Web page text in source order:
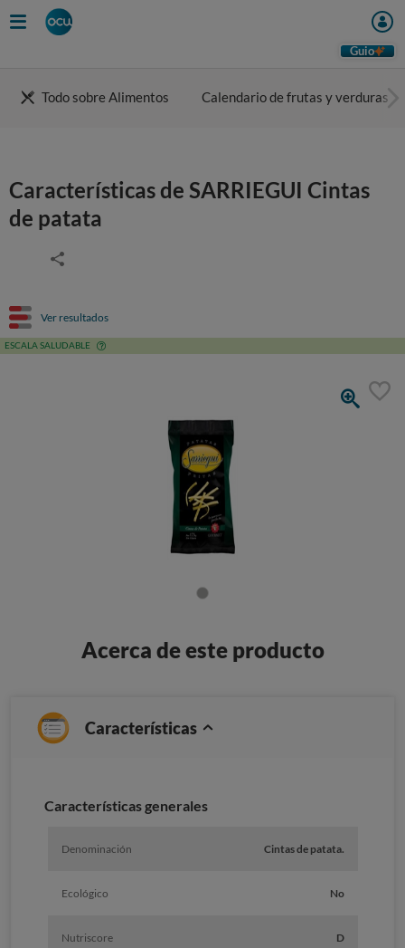
Guio
Todo sobre Alimentos Calendario de frutas y verduras
Características de SARRIEGUI Cintas
de patata
Ver resultados
ESCALA SALUDABLE
Acerca de este producto
Características
Características generales
Denominación Cintas de patata.
Ecológico No
Nutriscore D